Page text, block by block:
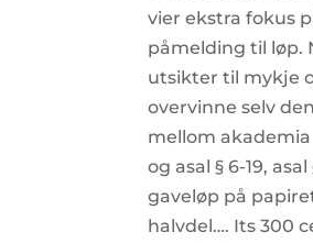
vier ekstra fokus
påmelding til løp.
utsikter til mykje
overvinne selv
mellom akademia
og asal § 6-19,
gaveløp på
halvdel…. Its 300